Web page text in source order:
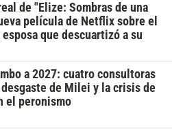
de "Elize: Sombras de una
película de Netflix sobre el
esposa que descuartizó a su
a 2027: cuatro consultoras
de Milei y la crisis de
el peronismo